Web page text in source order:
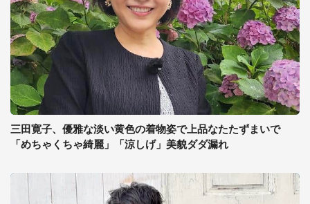
三田寛子、優雅な淡い黄色の着物姿で上品なたたずまいで
「めちゃくちゃ綺麗」「涼しげ」美貌ダダ漏れ